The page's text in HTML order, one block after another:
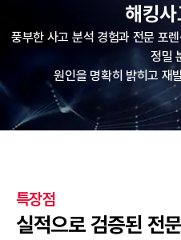
해킹
풍부한 사고 분석 경험과 전문 포
정밀
원인을 명확히 밝히고 재
특장점
실적으로 검증된 전